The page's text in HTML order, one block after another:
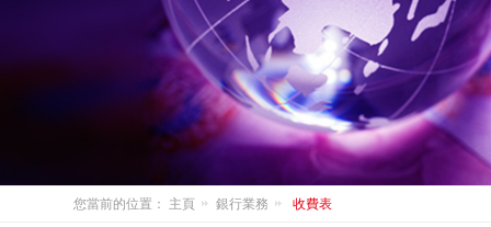
您當前的位置： 主頁 銀行業務 收費表